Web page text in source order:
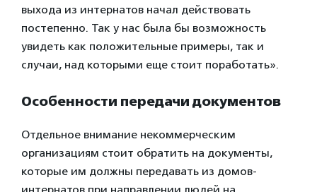
выхода из интернатов начал действовать
постепенно. Так у нас была бы возможность
увидеть как положительные примеры, так и
случаи, над которыми еще стоит поработать».
Особенности передачи документов
Отдельное внимание некоммерческим
организациям стоит обратить на документы,
которые им должны передавать из домов-
интернатов при направлении людей на